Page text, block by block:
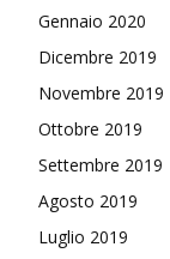
Gennaio 2020
Dicembre 2019
Novembre 2019
Ottobre 2019
Settembre 2019
Agosto 2019
Luglio 2019